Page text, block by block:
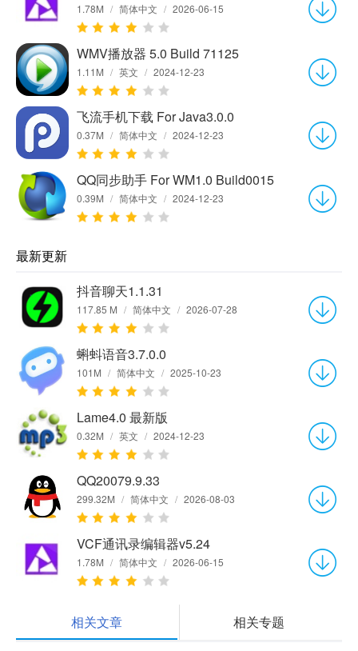
1.78M / 简体中文 / 2026-06-15
WMV播放器 5.0 Build 71125
1.11M / 英文 / 2024-12-23
飞流手机下载 For Java3.0.0
0.37M / 简体中文 / 2024-12-23
QQ同步助手 For WM1.0 Build0015
0.39M / 简体中文 / 2024-12-23
最新更新
抖音聊天1.1.31
117.85 M / 简体中文 / 2026-07-28
蝌蚪语音3.7.0.0
101M / 简体中文 / 2025-10-23
Lame4.0 最新版
0.32M / 英文 / 2024-12-23
QQ20079.9.33
299.32M / 简体中文 / 2026-08-03
VCF通讯录编辑器v5.24
1.78M / 简体中文 / 2026-06-15
相关文章 相关专题